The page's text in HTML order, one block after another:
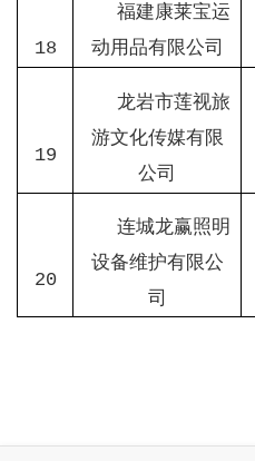
18
福建康莱宝运
动用品有限公司
19
龙岩市莲视旅
游文化传媒有限
公司
20
连城龙赢照明
设备维护有限公
司